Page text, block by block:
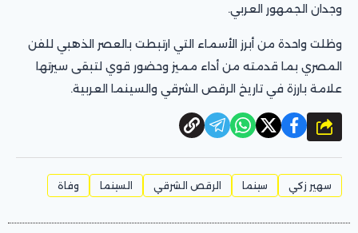
وجدان الجمهور العربي.
وظلت واحدة من أبرز الأسماء التي ارتبطت بالعصر الذهبي للفن
المصري بما قدمته من أداء مميز وحضور قوي لتبقى سيرتها
علامة بارزة في تاريخ الرقص الشرقي والسينما العربية.
شارك
سهير زكي سينما الرقص الشرقي السينما وفاة